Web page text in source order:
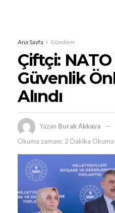
Ana Sayfa Gündem
Çiftçi:
Güvenlik
Alındı
Yazan Burak Akkaya
Okuma zamanı: 2 Dakika Okuma